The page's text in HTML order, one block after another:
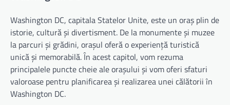
Washington DC, capitala Statelor Unite, este un oraș plin de
istorie, cultură și divertisment. De la monumente și muzee
la parcuri și grădini, orașul oferă o experiență turistică
unică și memorabilă. În acest capitol, vom rezuma
principalele puncte cheie ale orașului și vom oferi sfaturi
valoroase pentru planificarea și realizarea unei călătorii în
Washington DC.